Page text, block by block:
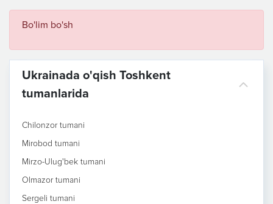
Bo'lim bo'sh
Ukrainada o'qish Toshkent
tumanlarida
Chilonzor tumani
Mirobod tumani
Mirzo-Ulug'bek tumani
Olmazor tumani
Sergeli tumani